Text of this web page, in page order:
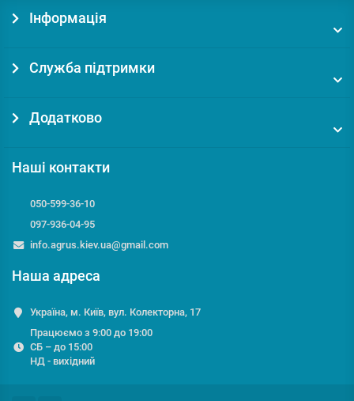
Інформація
Служба підтримки
Додатково
Наші контакти
050-599-36-10
097-936-04-95
info.agrus.kiev.ua@gmail.com
Наша адреса
Україна, м. Київ, вул. Колекторна, 17
Працюємо з 9:00 до 19:00
СБ – до 15:00
НД - вихідний